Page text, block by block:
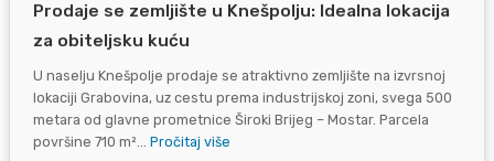
Prodaje se zemljište u Knešpolju: Idealna lokacija
za obiteljsku kuću
U naselju Knešpolje prodaje se atraktivno zemljište na izvrsnoj
lokaciji Grabovina, uz cestu prema industrijskoj zoni, svega 500
metara od glavne prometnice Široki Brijeg – Mostar. Parcela
površine 710 m²... Pročitaj više